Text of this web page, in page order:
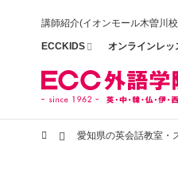
講師紹介(イオンモール木曽川
ECCKIDS オンラインレッ
愛知県の英会話教室・